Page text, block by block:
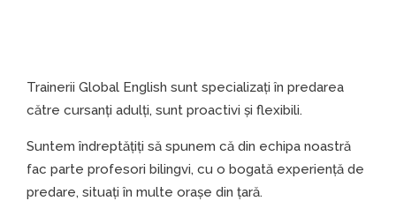
Trainerii Global English sunt specializați în predarea
către cursanți adulți, sunt proactivi și flexibili.
Suntem îndreptățiți să spunem că din echipa noastră
fac parte profesori bilingvi, cu o bogată experiență de
predare, situați în multe orașe din țară.